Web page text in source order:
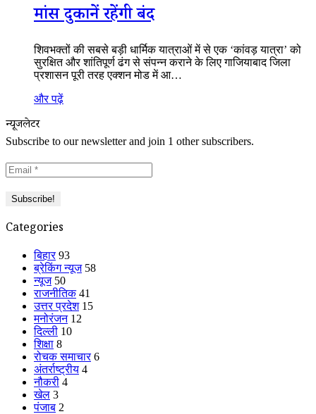
मांस दुकानें रहेंगी बंद
शिवभक्तों की सबसे बड़ी धार्मिक यात्राओं में से एक ‘कांवड़ यात्रा’ को
सुरक्षित और शांतिपूर्ण ढंग से संपन्न कराने के लिए गाजियाबाद जिला
प्रशासन पूरी तरह एक्शन मोड में आ…
और पढ़ें
न्यूजलेटर
Subscribe to our newsletter and join 1 other subscribers.
Categories
बिहार 93
ब्रेकिंग न्यूज 58
न्यूज 50
राजनीतिक 41
उत्तर प्रदेश 15
मनोरंजन 12
दिल्ली 10
शिक्षा 8
रोचक समाचार 6
अंतर्राष्ट्रीय 4
नौकरी 4
खेल 3
पंजाब 2